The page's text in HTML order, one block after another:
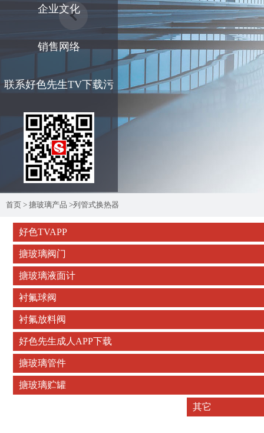
企业文化
销售网络
联系好色先生TV下载污
首页 > 搪玻璃产品 >列管式换热器
好色TVAPP
搪玻璃阀门
搪玻璃液面计
衬氟球阀
衬氟放料阀
好色先生成人APP下载
搪玻璃管件
搪玻璃贮罐
其它